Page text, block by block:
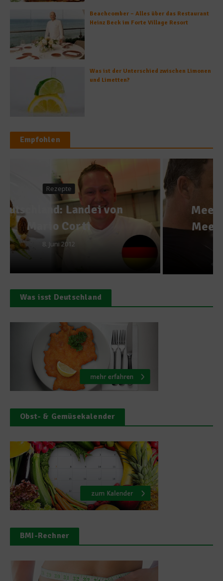
Beachcomber – Alles über das Restaurant
Heinz Beck im Forte Village Resort
Was ist der Unterschied zwischen Limonen
und Limetten?
Empfohlen
Gastro & Gourmet
Meeresgetreide – der neue
Meeresreis von Ángel León
2. März 2021
Was isst Deutschland
Obst- & Gemüsekalender
BMI-Rechner